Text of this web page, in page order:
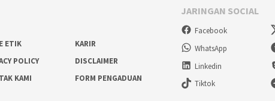
ETIK
KARIR
POLICY
DISCLAIMER
KAMI
FORM PENGADUAN
JARINGAN SOCIAL
Facebook
WhatsApp
Linkedin
Tiktok